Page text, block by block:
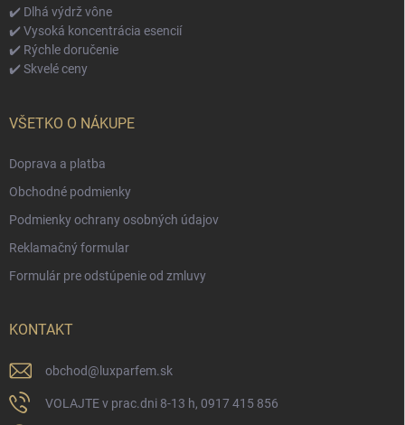
✔️ Dlhá výdrž vône
✔️ Vysoká koncentrácia esencií
✔️ Rýchle doručenie
✔️ Skvelé ceny
VŠETKO O NÁKUPE
Doprava a platba
Obchodné podmienky
Podmienky ochrany osobných údajov
Reklamačný formular
Formulár pre odstúpenie od zmluvy
KONTAKT
obchod@ luxparfem.sk
VOLAJTE v prac.dni 8-13 h, 0917 415 856